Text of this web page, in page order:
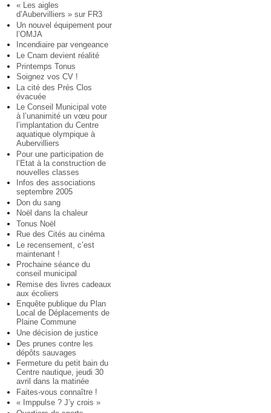
« Les aigles
d’Aubervilliers » sur FR3
Un nouvel équipement pour
l’OMJA
Incendiaire par vengeance
Le Cnam devient réalité
Printemps Tonus
Soignez vos CV !
La cité des Prés Clos
évacuée
Le Conseil Municipal vote
à l’unanimité un vœu pour
l’implantation du Centre
aquatique olympique à
Aubervilliers
Pour une participation de
l’Etat à la construction de
nouvelles classes
Infos des associations
septembre 2005
Don du sang
Noël dans la chaleur
Tonus Noël
Rue des Cités au cinéma
Le recensement, c’est
maintenant !
Prochaine séance du
conseil municipal
Remise des livres cadeaux
aux écoliers
Enquête publique du Plan
Local de Déplacements de
Plaine Commune
Une décision de justice
Des prunes contre les
dépôts sauvages
Fermeture du petit bain du
Centre nautique, jeudi 30
avril dans la matinée
Faites-vous connaître !
« Imppulse ? J’y crois »